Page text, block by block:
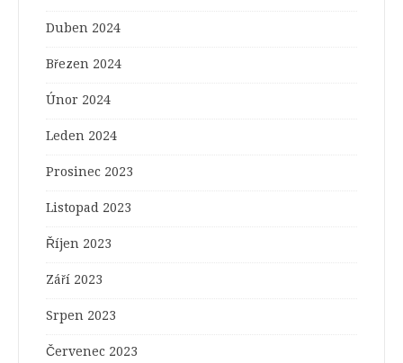
Duben 2024
Březen 2024
Únor 2024
Leden 2024
Prosinec 2023
Listopad 2023
Říjen 2023
Září 2023
Srpen 2023
Červenec 2023